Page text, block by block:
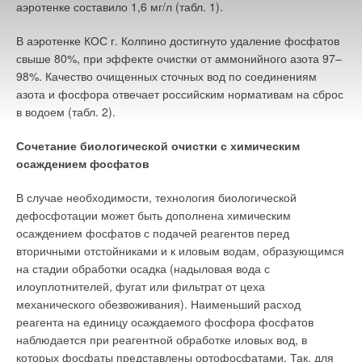
аэротенке составило 1,6 мг/л (табл. 1).
В аэротенке КОС г. Колпино достигнуто удаление фосфатов
свыше 80%, при эффекте очистки от аммонийного азота 97–
98%. Качество очищенных сточных вод по соединениям
азота и фосфора отвечает российским нормативам на сброс
в водоем (табл. 2).
Сочетание биологической очистки с химическим
осаждением фосфатов
В случае необходимости, технология биологической
дефосфотации может быть дополнена химическим
осаждением фосфатов с подачей реагентов перед
вторичными отстойниками и к иловым водам, образующимся
на стадии обработки осадка (надыловая вода с
илоуплотнителей, фугат или фильтрат от цеха
механического обезвоживания). Наименьший расход
реагента на единицу осаждаемого фосфора фосфатов
наблюдается при реагентной обработке иловых вод, в
которых фосфаты представлены ортофосфатами. Так, для